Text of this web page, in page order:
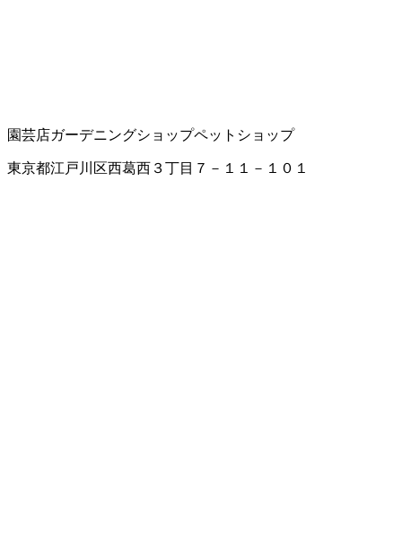
園芸店ガーデニングショップペットショップ
東京都江戸川区西葛西３丁目７－１１－１０１